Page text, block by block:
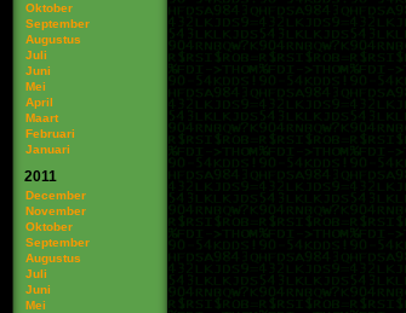
Oktober
September
Augustus
Juli
Juni
Mei
April
Maart
Februari
Januari
2011
December
November
Oktober
September
Augustus
Juli
Juni
Mei